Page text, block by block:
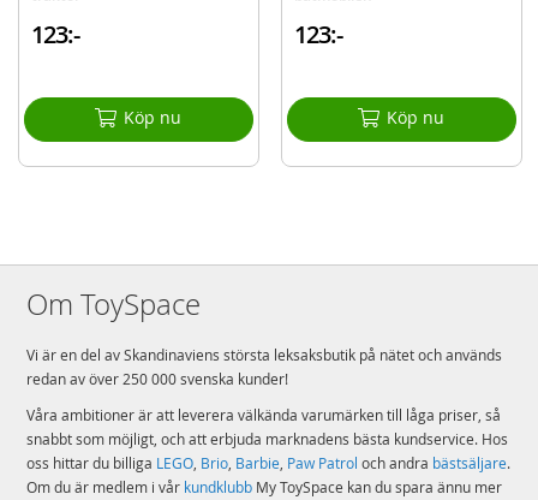
123:-
Köp nu
123:-
Köp nu
Om ToySpace
Vi är en del av Skandinaviens största leksaksbutik på nätet och används
redan av över 250 000 svenska kunder!
Våra ambitioner är att leverera välkända varumärken till låga priser, så
snabbt som möjligt, och att erbjuda marknadens bästa kundservice. Hos
oss hittar du billiga LEGO Brio Barbie Paw Patrol och andra bästsäljare.
Om du är medlem i vår kundklubb My ToySpace kan du spara ännu mer